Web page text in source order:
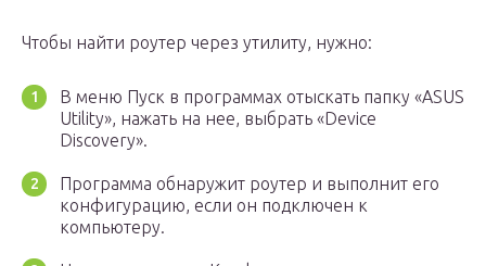
Чтобы найти роутер через утилиту, нужно:
В меню Пуск в программах отыскать папку «ASUS
Utility», нажать на нее, выбрать «Device
Discovery».
Программа обнаружит роутер и выполнит его
конфигурацию, если он подключен к
компьютеру.